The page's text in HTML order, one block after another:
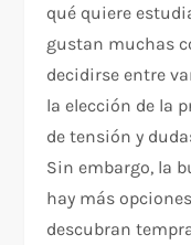
qué quiere
gustan muchas
decidirse entre
la elección de la
de tensión y
Sin embargo, la
hay más
descubran